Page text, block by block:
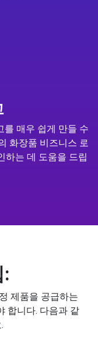
를 매우 쉽게 만들 수
화장품 비즈니스 로
하는 데 도움을 드립
제품을 공급하는
합니다. 다음과 같